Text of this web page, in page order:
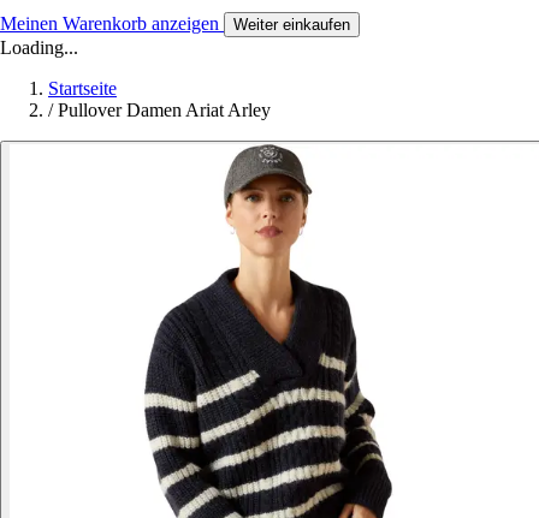
Meinen Warenkorb anzeigen Weiter einkaufen
Loading...
Startseite
/ Pullover Damen Ariat Arley